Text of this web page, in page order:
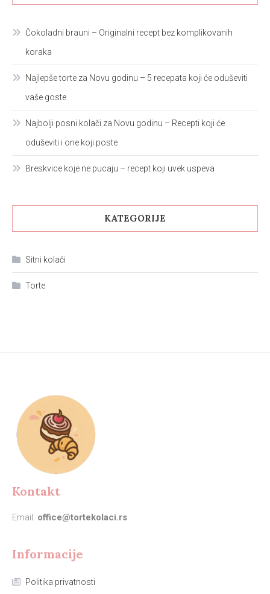
Čokoladni brauni – Originalni recept bez komplikovanih
koraka
Najlepše torte za Novu godinu – 5 recepata koji će oduševiti
vaše goste
Najbolji posni kolači za Novu godinu – Recepti koji će
oduševiti i one koji poste
Breskvice koje ne pucaju – recept koji uvek uspeva
KATEGORIJE
Sitni kolači
Torte
Kontakt
Email: office@tortekolaci.rs
Informacije
Politika privatnosti